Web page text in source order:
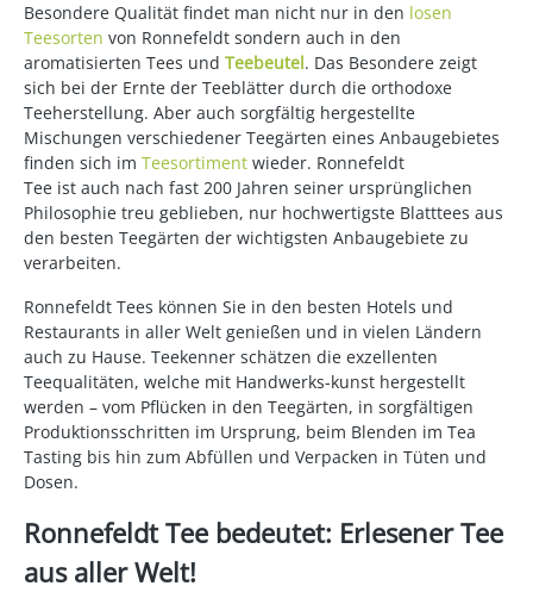
Besondere Qualität findet man nicht nur in den losen
Teesorten von Ronnefeldt sondern auch in den
aromatisierten Tees und Teebeutel. Das Besondere zeigt
sich bei der Ernte der Teeblätter durch die orthodoxe
Teeherstellung. Aber auch sorgfältig hergestellte
Mischungen verschiedener Teegärten eines Anbaugebietes
finden sich im Teesortiment wieder. Ronnefeldt
Tee ist auch nach fast 200 Jahren seiner ursprünglichen
Philosophie treu geblieben, nur hochwertigste Blatttees aus
den besten Teegärten der wichtigsten Anbaugebiete zu
verarbeiten.
Ronnefeldt Tees können Sie in den besten Hotels und
Restaurants in aller Welt genießen und in vielen Ländern
auch zu Hause. Teekenner schätzen die exzellenten
Teequalitäten, welche mit Handwerks-kunst hergestellt
werden – vom Pflücken in den Teegärten, in sorgfältigen
Produktionsschritten im Ursprung, beim Blenden im Tea
Tasting bis hin zum Abfüllen und Verpacken in Tüten und
Dosen.
Ronnefeldt Tee bedeutet: Erlesener Tee
aus aller Welt!